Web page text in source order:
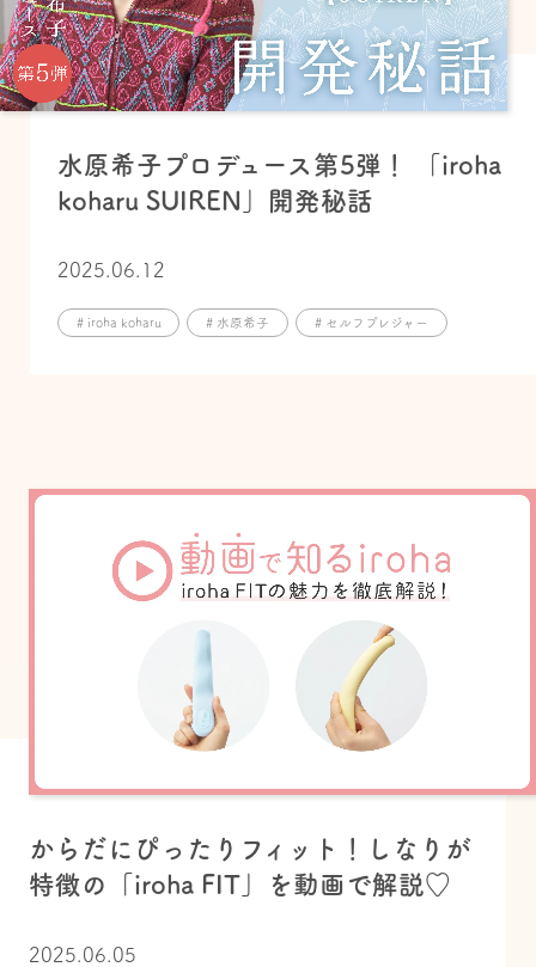
水原希子プロデュース第5弾！ 「iroha
koharu SUIREN」開発秘話
2025.06.12
# iroha koharu # 水原希子 # セルフプレジャー
からだにぴったりフィット！しなりが
特徴の「iroha FIT」を動画で解説♡
2025.06.05